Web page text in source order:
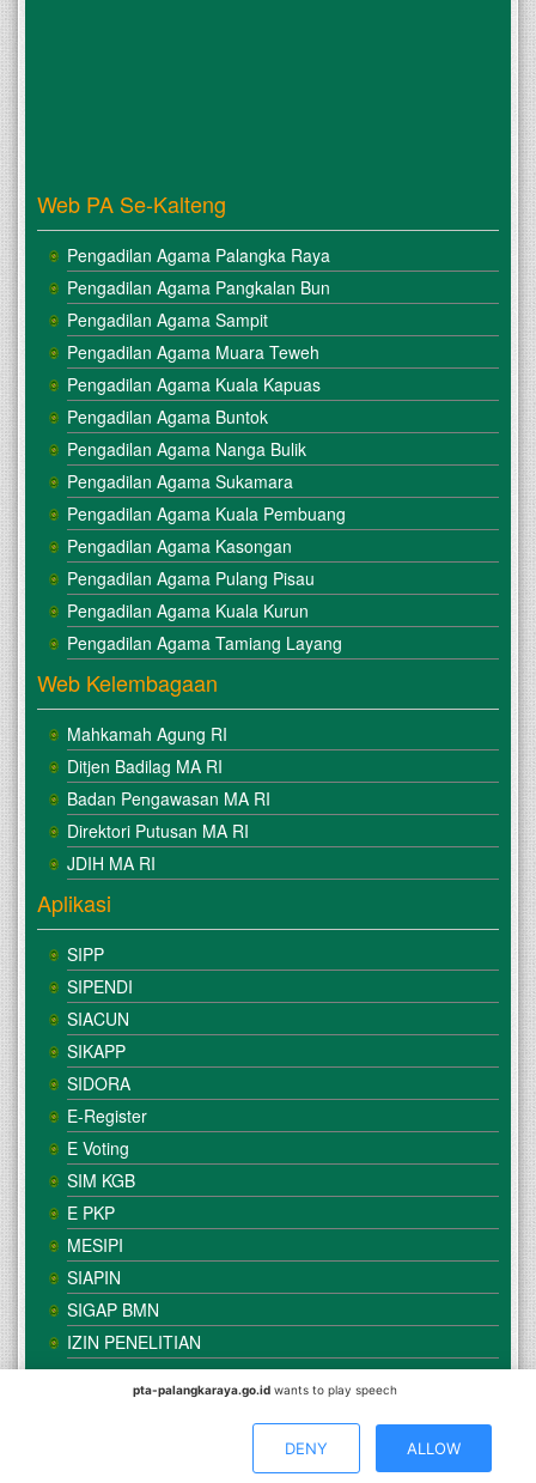
Web PA Se-Kalteng
Pengadilan Agama Palangka Raya
Pengadilan Agama Pangkalan Bun
Pengadilan Agama Sampit
Pengadilan Agama Muara Teweh
Pengadilan Agama Kuala Kapuas
Pengadilan Agama Buntok
Pengadilan Agama Nanga Bulik
Pengadilan Agama Sukamara
Pengadilan Agama Kuala Pembuang
Pengadilan Agama Kasongan
Pengadilan Agama Pulang Pisau
Pengadilan Agama Kuala Kurun
Pengadilan Agama Tamiang Layang
Web Kelembagaan
Mahkamah Agung RI
Ditjen Badilag MA RI
Badan Pengawasan MA RI
Direktori Putusan MA RI
JDIH MA RI
Aplikasi
SIPP
SIPENDI
SIACUN
SIKAPP
SIDORA
E-Register
E Voting
SIM KGB
E PKP
MESIPI
SIAPIN
SIGAP BMN
IZIN PENELITIAN
Agama Palangka Raya
Direkomendasikan Menggunakan Browser :
Mozilla Firefox
pta-palangkaraya.go.id wants to play speech
DENY ALLOW